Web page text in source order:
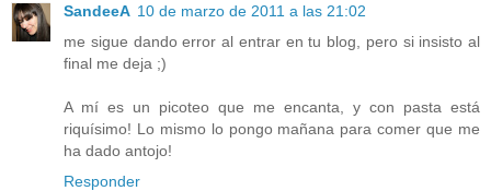
SandeeA 10 de marzo de 2011 a las 21:02
me sigue dando error al entrar en tu blog, pero si insisto al
final me deja ;)
A mí es un picoteo que me encanta, y con pasta está
riquísimo! Lo mismo lo pongo mañana para comer que me
ha dado antojo!
Responder